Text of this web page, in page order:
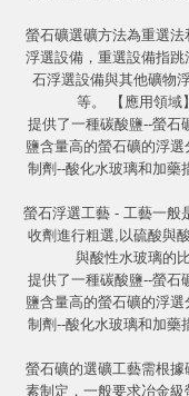
螢石礦選礦方法為重選
浮選設備，重選設備指
石浮選設備與其他礦物
等。 【應用領域
提供了一種碳酸鹽--螢石
鹽含量高的螢石礦的浮
制劑--酸化水玻璃和加藥
螢石浮選工藝 - 工藝一般
收劑進行粗選,以硫酸與
與酸性水玻璃的
提供了一種碳酸鹽--螢石
鹽含量高的螢石礦的浮
制劑--酸化水玻璃和加藥
螢石礦的選礦工藝需根
素制定，一般要求冶金